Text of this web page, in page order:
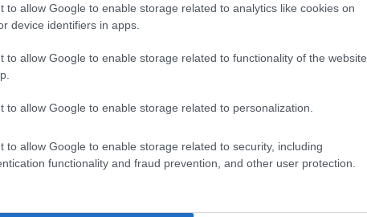
to allow Google to enable storage related to analytics like cookies on
device identifiers in apps.
to allow Google to enable storage related to functionality of the website
to allow Google to enable storage related to personalization.
to allow Google to enable storage related to security, including
functionality and fraud prevention, and other user protection.
är
längdskidor och
fritt